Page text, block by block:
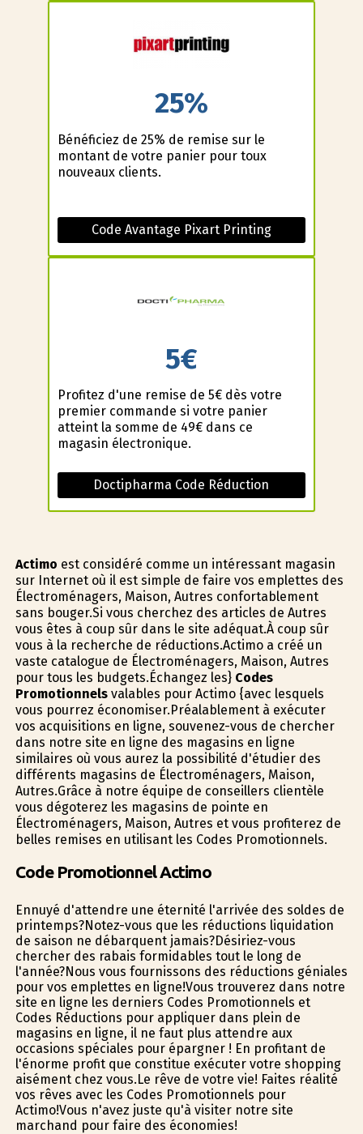
25%
Bénéficiez de 25% de remise sur le
montant de votre panier pour toux
nouveaux clients.
Code Avantage Pixart Printing
5€
Profitez d'une remise de 5€ dès votre
premier commande si votre panier
atteint la somme de 49€ dans ce
magasin électronique.
Doctipharma Code Réduction
Actimo est considéré comme un intéressant magasin
sur Internet où il est simple de faire vos emplettes des
Électroménagers, Maison, Autres confortablement
sans bouger.Si vous cherchez des articles de Autres
vous êtes à coup sûr dans le site adéquat.À coup sûr
vous à la recherche de réductions.Actimo a créé un
vaste catalogue de Électroménagers, Maison, Autres
pour tous les budgets.Échangez les} Codes
Promotionnelsvalables pour Actimo {avec lesquels
vous pourrez économiser.Préalablement à exécuter
vos acquisitions en ligne, souvenez-vous de chercher
dans notre site en ligne des magasins en ligne
similaires où vous aurez la possibilité d'étudier des
différents magasins de Électroménagers, Maison,
Autres.Grâce à notre équipe de conseillers clientèle
vous dégoterez les magasins de pointe en
Électroménagers, Maison, Autres et vous profiterez de
belles remises en utilisant les Codes Promotionnels.
Code Promotionnel Actimo
Ennuyé d'attendre une éternité l'arrivée des soldes de
printemps?Notez-vous que les réductions liquidation
de saison ne débarquent jamais?Désiriez-vous
chercher des rabais formidables tout le long de
l'année?Nous vous fournissons des réductions géniales
pour vos emplettes en ligne!Vous trouverez dans notre
site en ligne les derniers Codes Promotionnels et
Codes Réductions pour appliquer dans plein de
magasins en ligne, il ne faut plus attendre aux
occasions spéciales pour épargner ! En profitant de
l'énorme profit que constitue exécuter votre shopping
aisément chez vous.Le rêve de votre vie! Faites réalité
vos rêves avec les Codes Promotionnels pour
Actimo!Vous n'avez juste qu'à visiter notre site
marchand pour faire des économies!